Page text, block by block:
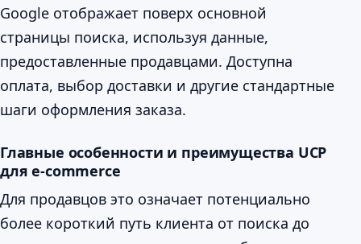
Google отображает поверх основной
страницы поиска, используя данные,
предоставленные продавцами. Доступна
оплата, выбор доставки и другие стандартные
шаги оформления заказа.
Главные особенности и преимущества UCP
для e-commerce
Для продавцов это означает потенциально
более короткий путь клиента от поиска до